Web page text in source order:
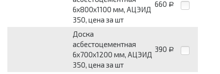
6x800x1100 мм, АЦЭИД
350, цена за шт
660 Р
Доска
асбестоцементная
6x700x1200 мм, АЦЭИД
350, цена за шт
390 Р